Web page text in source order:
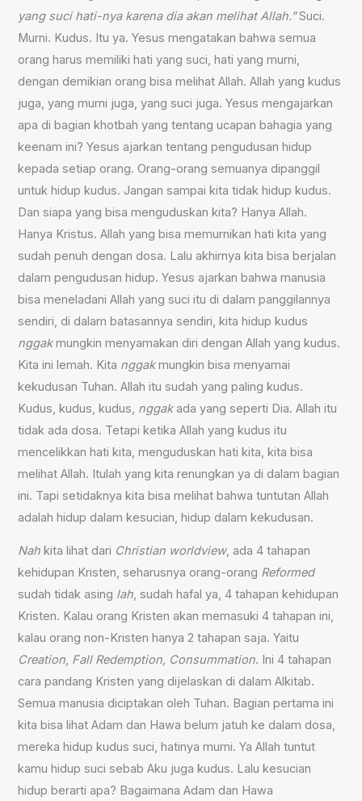
yang suci hati-nya karena dia akan melihat Allah.”Suci.
Murni. Kudus. Itu ya. Yesus mengatakan bahwa semua
orang harus memiliki hati yang suci, hati yang murni,
dengan demikian orang bisa melihat Allah. Allah yang kudus
juga, yang murni juga, yang suci juga. Yesus mengajarkan
apa di bagian khotbah yang tentang ucapan bahagia yang
keenam ini? Yesus ajarkan tentang pengudusan hidup
kepada setiap orang. Orang-orang semuanya dipanggil
untuk hidup kudus. Jangan sampai kita tidak hidup kudus.
Dan siapa yang bisa menguduskan kita? Hanya Allah.
Hanya Kristus. Allah yang bisa memurnikan hati kita yang
sudah penuh dengan dosa. Lalu akhirnya kita bisa berjalan
dalam pengudusan hidup. Yesus ajarkan bahwa manusia
bisa meneladani Allah yang suci itu di dalam panggilannya
sendiri, di dalam batasannya sendiri, kita hidup kudus
nggakmungkin menyamakan diri dengan Allah yang kudus.
Kita ini lemah. Kita nggakmungkin bisa menyamai
kekudusan Tuhan. Allah itu sudah yang paling kudus.
Kudus, kudus, kudus, nggakada yang seperti Dia. Allah itu
tidak ada dosa. Tetapi ketika Allah yang kudus itu
mencelikkan hati kita, menguduskan hati kita, kita bisa
melihat Allah. Itulah yang kita renungkan ya di dalam bagian
ini. Tapi setidaknya kita bisa melihat bahwa tuntutan Allah
adalah hidup dalam kesucian, hidup dalam kekudusan.
Nah kita lihat dari Christian worldview, ada 4 tahapan
kehidupan Kristen, seharusnya orang-orang Reformed
sudah tidak asing lah, sudah hafal ya, 4 tahapan kehidupan
Kristen. Kalau orang Kristen akan memasuki 4 tahapan ini,
kalau orang non-Kristen hanya 2 tahapan saja. Yaitu
Creation, Fall Redemption, Consummation. Ini 4 tahapan
cara pandang Kristen yang dijelaskan di dalam Alkitab.
Semua manusia diciptakan oleh Tuhan. Bagian pertama ini
kita bisa lihat Adam dan Hawa belum jatuh ke dalam dosa,
mereka hidup kudus suci, hatinya murni. Ya Allah tuntut
kamu hidup suci sebab Aku juga kudus. Lalu kesucian
hidup berarti apa? Bagaimana Adam dan Hawa